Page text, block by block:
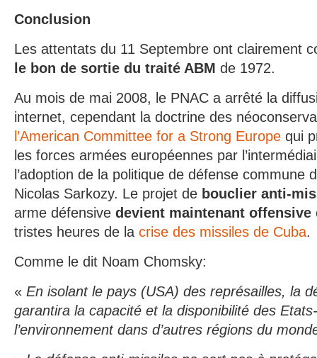
Conclusion
Les attentats du 11 Septembre ont clairement
le bon de sortie du traité ABM de 1972.
Au mois de mai 2008, le PNAC a arrêté la
internet, cependant la doctrine des
l’American Committee for a Strong Europe qui
les forces armées européennes par
l’adoption de la politique de défense commune
Nicolas Sarkozy. Le projet de bouclier anti-
arme défensive devient maintenant offensive
tristes heures de la crise des missiles de Cuba.
Comme le dit Noam Chomsky:
« En isolant le pays (USA) des représailles, la
garantira la capacité et la disponibilité des
l’environnement dans d’autres régions du